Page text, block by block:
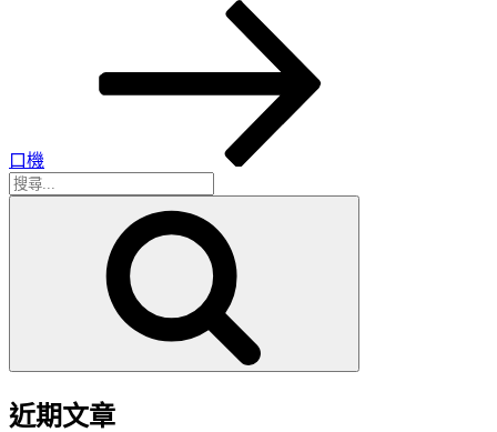
口機
搜
近期文章